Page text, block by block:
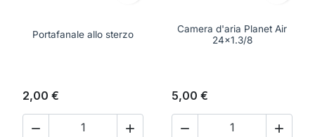
Portafanale allo sterzo
2,00 €
 
Camera d'aria Planet Air
24x1.3/8
5,00 €
 